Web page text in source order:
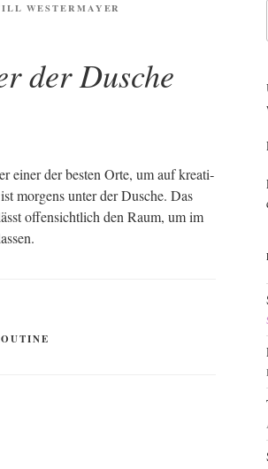
WESTERMAYER
der Dusche
einer der bes­ten Orte, um auf krea­ti­
mor­gens unter der Dusche. Das
offen­sicht­lich den Raum, um im